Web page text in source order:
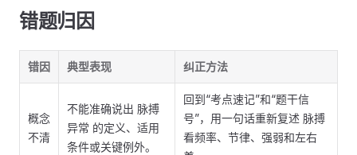
错题归因
错因 典型表现 纠正方法
概念
不清
不能准确说出 脉搏
异常 的定义、适用
条件或关键例外。
回到“考点速记”和“题干信
号”，用一句话重新复述 脉搏
看频率、节律、强弱和左右